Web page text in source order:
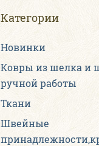
Категории
Новинки
Ковры из шелка и
ручной работы
Ткани
Швейные